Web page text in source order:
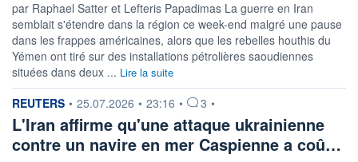
par Raphael Satter et Lefteris Papadimas La guerre en Iran
semblait s'étendre dans la région ce week-end malgré une pause
dans les frappes américaines, alors que les rebelles houthis du
Yémen ont tiré sur des installations pétrolières saoudiennes
situées dans deux ... Lire la suite
information fournie par
REUTERS • 25.07.2026 • 23:16 • 3 •
L'Iran affirme qu'une attaque ukrainienne
contre un navire en mer Caspienne a coû…